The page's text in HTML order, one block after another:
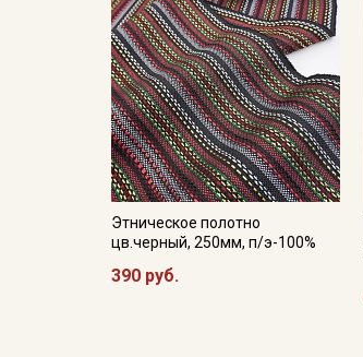
Этническое полотно
цв.черный, 250мм, п/э-100%
390 руб.